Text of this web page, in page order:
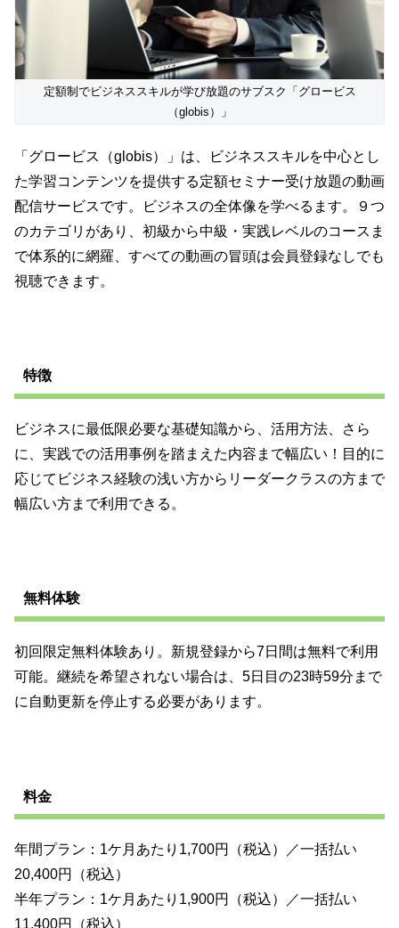
定額制でビジネススキルが学び放題のサブスク「グロービス
（globis）」
「グロービス（globis）」は、ビジネススキルを中心とし
た学習コンテンツを提供する定額セミナー受け放題の動画
配信サービスです。ビジネスの全体像を学べるます。９つ
のカテゴリがあり、初級から中級・実践レベルのコースま
で体系的に網羅、すべての動画の冒頭は会員登録なしでも
視聴できます。
特徴
ビジネスに最低限必要な基礎知識から、活用方法、さら
に、実践での活用事例を踏まえた内容まで幅広い！目的に
応じてビジネス経験の浅い方からリーダークラスの方まで
幅広い方まで利用できる。
無料体験
初回限定無料体験あり。新規登録から7日間は無料で利用
可能。継続を希望されない場合は、5日目の23時59分まで
に自動更新を停止する必要があります。
料金
年間プラン：1ケ月あたり1,700円（税込）／一括払い
20,400円（税込）
半年プラン：1ケ月あたり1,900円（税込）／一括払い
11,400円（税込）